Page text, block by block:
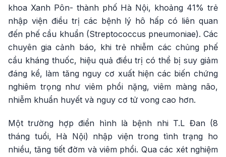
khoa Xanh Pôn- thành phố Hà Nội, khoảng 41% trẻ
nhập viện điều trị các bệnh lý hô hấp có liên quan
đến phế cầu khuẩn (Streptococcus pneumoniae). Các
chuyên gia cảnh báo, khi trẻ nhiễm các chủng phế
cầu kháng thuốc, hiệu quả điều trị có thể bị suy giảm
đáng kể, làm tăng nguy cơ xuất hiện các biến chứng
nghiêm trọng như viêm phổi nặng, viêm màng não,
nhiễm khuẩn huyết và nguy cơ tử vong cao hơn.
Một trường hợp điển hình là bệnh nhi T.L Đan (8
tháng tuổi, Hà Nội) nhập viện trong tình trạng ho
nhiều, tăng tiết đờm và viêm phổi. Qua các xét nghiệm